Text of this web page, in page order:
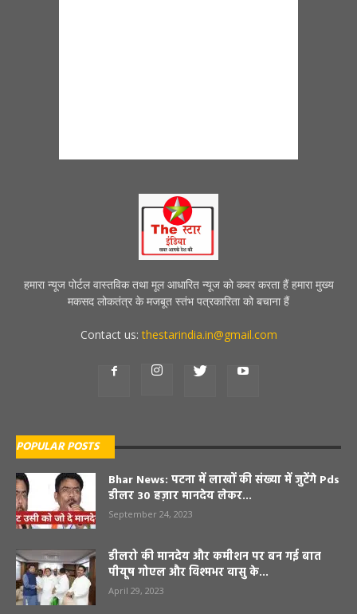
हमारा न्यूज पोर्टल वास्तविक तथा मूल आधारित न्यूज को कवर करता हैं हमारा मुख्य
मकसद लोकतंत्र के मजबूत स्तंभ पत्रकारिता को बचाना हैं
Contact us:thestarindia.in@gmail.com
POPULAR POSTS
Bhar News: पटना में लाखों की संख्या में जुटेंगे Pds
डीलर 30 हज़ार मानदेय लेकर...
September 24, 2023
डीलरो की मानदेय और कमीशन पर बन गई बात
पीयूष गोएल और विश्मभर वासु के...
April 29, 2023